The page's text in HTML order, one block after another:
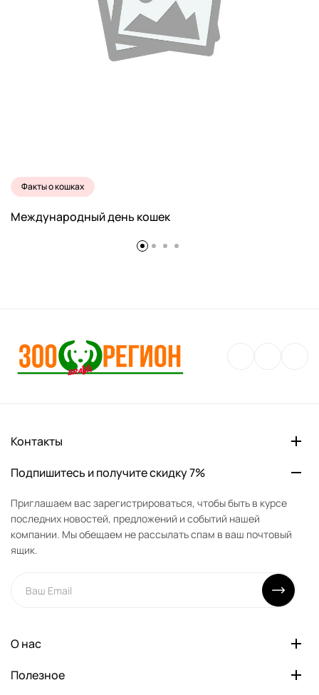
Факты о кошках
Международный день кошек
Контакты
Подпишитесь и получите скидку 7%
Приглашаем вас зарегистрироваться, чтобы быть в курсе
последних новостей, предложений и событий нашей
компании. Мы обещаем не рассылать спам в ваш почтовый
ящик.
О нас
Полезное